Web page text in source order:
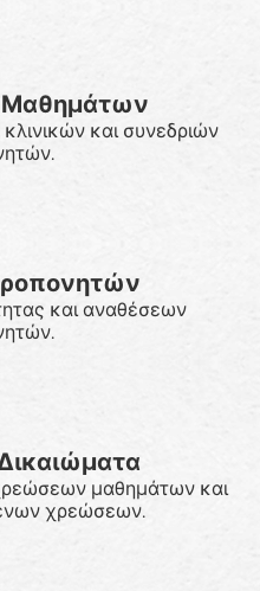
Μαθημάτων
και συνεδριών
και αναθέσεων
μαθημάτων και
χρεώσεων.